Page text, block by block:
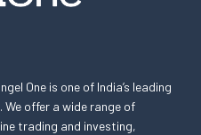
One is one of India’s leading
offer a wide range of
trading and investing,